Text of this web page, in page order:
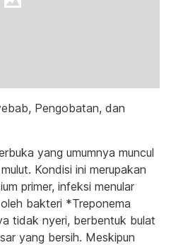
Pengobatan, dan
yang umumnya muncul
Kondisi ini merupakan
primer, infeksi menular
bakteri *Treponema
tidak nyeri, berbentuk bulat
yang bersih. Meskipun